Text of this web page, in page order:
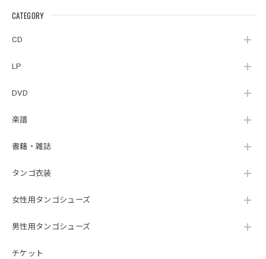
CATEGORY
CD
LP
DVD
楽譜
書籍・雑誌
タンゴ衣装
女性用タンゴシューズ
男性用タンゴシューズ
チケット
la Ribera』
（007RECORDS-27）